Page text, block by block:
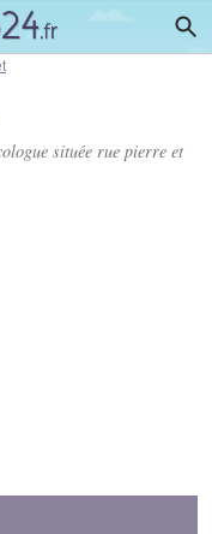
située rue pierre et